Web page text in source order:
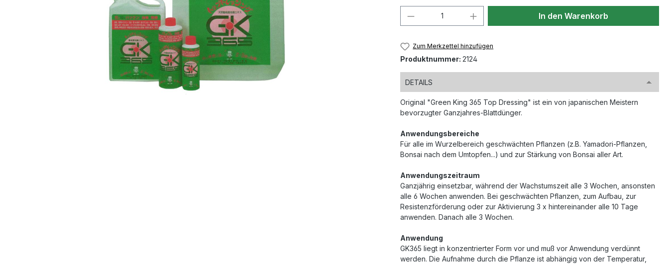
Produkt Anzahl: Gib den gewünschten Wert
In den Warenkorb
Zum Merkzettel hinzufügen
Produktnummer: 2124
DETAILS
Original "Green King 365 Top Dressing" ist ein von japanischen Meistern
bevorzugter Ganzjahres-Blattdünger.
Anwendungsbereiche
Für alle im Wurzelbereich geschwächten Pflanzen (z.B. Yamadori-Pflanzen,
Bonsai nach dem Umtopfen...) und zur Stärkung von Bonsai aller Art.
Anwendungszeitraum
Ganzjährig einsetzbar, während der Wachstumszeit alle 3 Wochen, ansonsten
alle 6 Wochen anwenden. Bei geschwächten Pflanzen, zum Aufbau, zur
Resistenzförderung oder zur Aktivierung 3 x hintereinander alle 10 Tage
anwenden. Danach alle 3 Wochen.
Anwendung
GK365 liegt in konzentrierter Form vor und muß vor Anwendung verdünnt
werden. Die Aufnahme durch die Pflanze ist abhängig von der Temperatur,